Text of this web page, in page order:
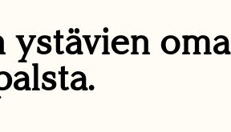
ystävien oma